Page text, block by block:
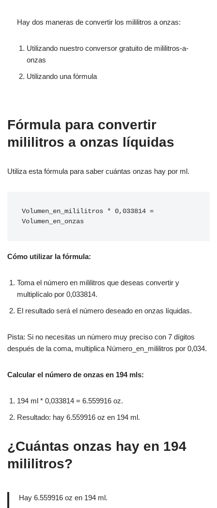
Hay dos maneras de convertir los mililitros a onzas:
Utilizando nuestro conversor gratuito de mililitros-a-
onzas
Utilizando una fórmula
Fórmula para convertir
mililitros a onzas líquidas
Utiliza esta fórmula para saber cuántas onzas hay por ml.
Volumen_en_mililitros * 0,033814 =
Volumen_en_onzas
Cómo utilizar la fórmula:
Toma el número en mililitros que deseas convertir y
multiplícalo por 0,033814.
El resultado será el número deseado en onzas líquidas.
Pista: Si no necesitas un número muy preciso con 7 dígitos
después de la coma, multiplica Número_en_mililitros por 0,034.
Calcular el número de onzas en 194 mls:
194 ml * 0,033814 = 6.559916 oz.
Resultado: hay 6.559916 oz en 194 ml.
¿Cuántas onzas hay en 194
mililitros?
Hay 6.559916 oz en 194 ml.